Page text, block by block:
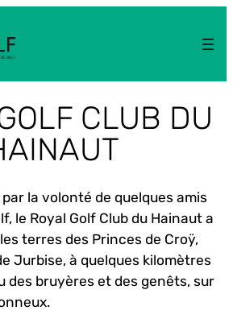
CLUB DU
la volonté de quelques amis
le Royal Golf Club du Hainaut a
terres des Princes de Croÿ,
Jurbise, à quelques kilomètres
des bruyères et des genêts, sur